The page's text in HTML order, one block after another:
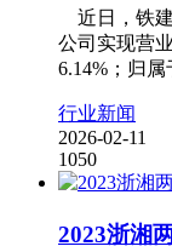
近日，铁建
公司实现营
6.14%；归
行业新闻
2026-02-11
1050
2023浙湘